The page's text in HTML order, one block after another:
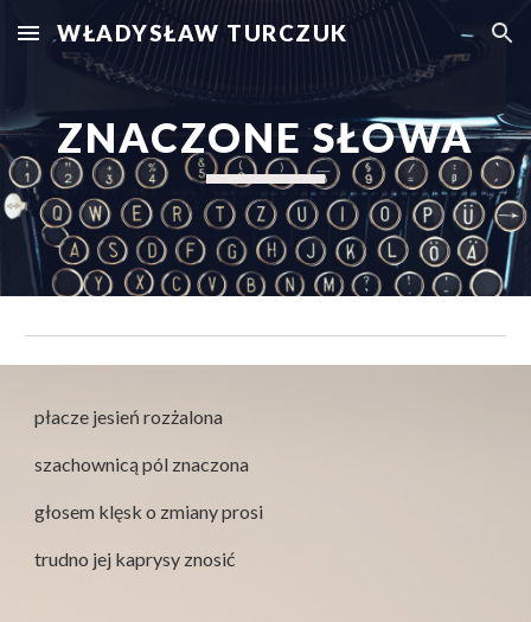
Skip to main content Skip to navigation
WŁADYSŁAW TURCZUK
ZNACZONE SŁOWA
płacze jesień rozżalona
szachownicą pól znaczona
głosem klęsk o zmiany prosi
trudno jej kaprysy znosić